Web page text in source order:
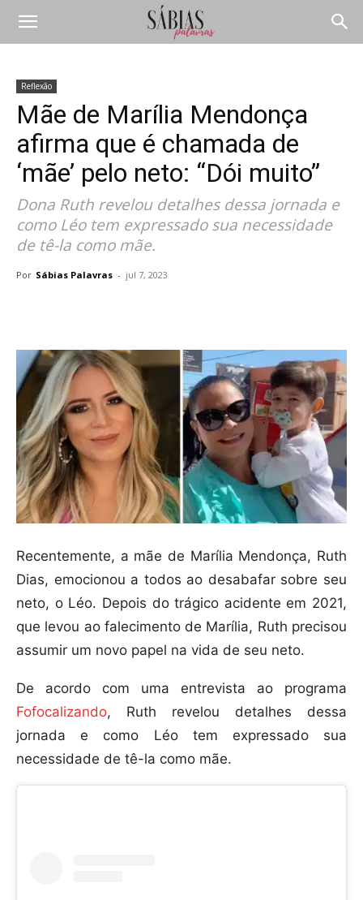
Reflexão
Mãe de Marília Mendonça
afirma que é chamada de
‘mãe’ pelo neto: “Dói muito”
Dona Ruth revelou detalhes dessa jornada e
como Léo tem expressado sua necessidade
de tê-la como mãe.
Por Sábias Palavras - jul 7, 2023
Recentemente, a mãe de Marília Mendonça, Ruth
Dias, emocionou a todos ao desabafar sobre seu
neto, o Léo. Depois do trágico acidente em 2021,
que levou ao falecimento de Marília, Ruth precisou
assumir um novo papel na vida de seu neto.
De acordo com uma entrevista ao programa
Fofocalizando, Ruth revelou detalhes dessa
jornada e como Léo tem expressado sua
necessidade de tê-la como mãe.